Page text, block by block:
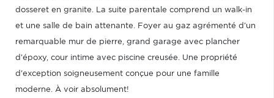
dosseret en granite. La suite parentale comprend un walk-in
et une salle de bain attenante. Foyer au gaz agrémenté d'un
remarquable mur de pierre, grand garage avec plancher
d'époxy, cour intime avec piscine creusée. Une propriété
d'exception soigneusement conçue pour une famille
moderne. À voir absolument!